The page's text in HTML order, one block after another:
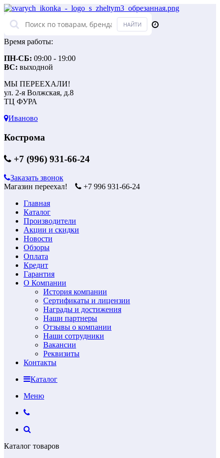
Время работы:
ПН-СБ: 09:00 - 19:00
ВС: выходной
МЫ ПЕРЕЕХАЛИ!
ул. 2-я Волжская, д.8
ТЦ ФУРА
Иваново
Кострома
+7 (996) 931-66-24
Заказать звонок
Магазин переехал!
+7 996 931-66-24
Главная
Каталог
Производители
Акции и скидки
Новости
Обзоры
Оплата
Кредит
Гарантия
О Компании
История компании
Сертификаты и лицензии
Награды и достижения
Наши партнеры
Отзывы о компании
Наши сотрудники
Вакансии
Реквизиты
Контакты
Каталог
Меню
Каталог товаров